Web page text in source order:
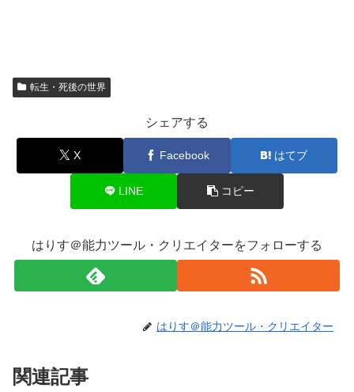
転生・死後の世界
シェアする
X Facebook はてブ
LINE コピー
はりす＠能力ツール・クリエイターをフォローする
はりす＠能力ツール・クリエイター
関連記事